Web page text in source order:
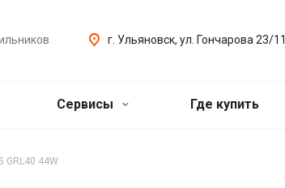
г. Ульяновск, ул. Гончарова 23/11
Сервисы Где купить
GRL40 44W